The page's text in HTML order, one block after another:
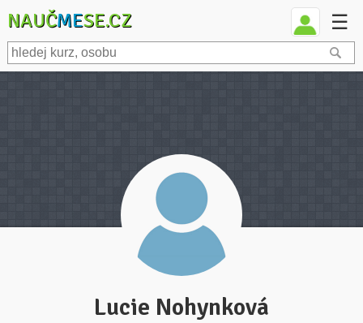
NAUČMESE.CZ ☰
Lucie Nohynková